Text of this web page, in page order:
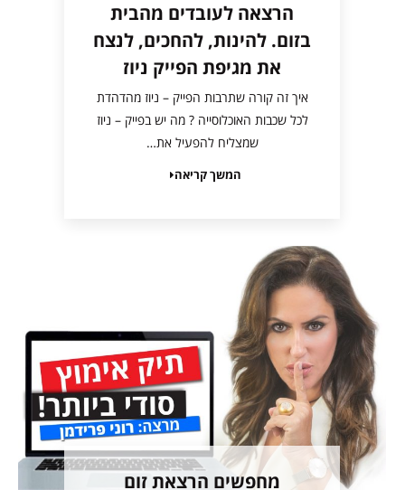
הרצאה לעובדים מהבית
בזום. להינות, להחכים, לנצח
את מגיפת הפייק ניוז
איך זה קורה שתרבות הפייק – ניוז מהדהדת
לכל שכבות האוכלוסייה ? מה יש בפייק – ניוז
שמצליח להפעיל את…
המשך קריאה
מחפשים הרצאת זום